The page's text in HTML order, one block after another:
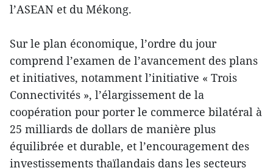
l’ASEAN et du Mékong.
Sur le plan économique, l’ordre du jour
comprend l’examen de l’avancement des plans
et initiatives, notamment l’initiative « Trois
Connectivités », l’élargissement de la
coopération pour porter le commerce bilatéral à
25 milliards de dollars de manière plus
équilibrée et durable, et l’encouragement des
investissements thaïlandais dans les secteurs